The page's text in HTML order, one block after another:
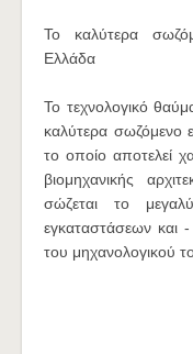
Το καλύτερα
Ελλάδα
Το τεχνολογικό
καλύτερα σωζόμενο
το οποίο αποτελεί
βιομηχανικής
σώζεται το
εγκαταστάσεων και
του μηχανολογικού